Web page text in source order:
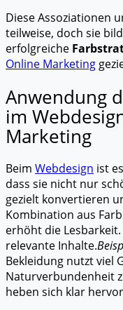
Diese Assoziationen
teilweise, doch sie
erfolgreiche
Online Marketing
Anwendung
im
Marketing
Beim Webdesign ist
dass sie nicht nur
gezielt konvertieren
Kombination aus
erhöht die
relevante Inhalte.
Bekleidung nutzt viel
Naturverbundenheit
heben sich klar